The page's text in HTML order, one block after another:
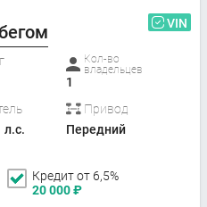
VIN
Кол-во
владельцев
1
л.с.
Привод
Передний
Кредит от 6,5%
20 000₽